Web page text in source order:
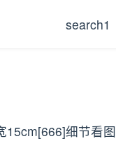
search1
15cm[666]细节看图